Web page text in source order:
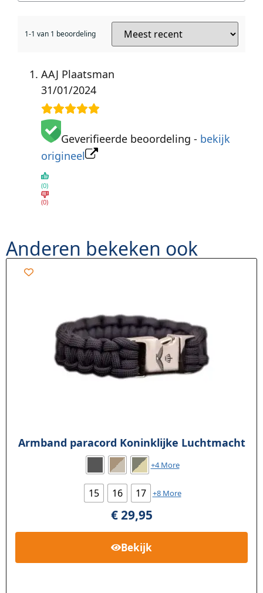
1-1 van 1 beoordeling
AAJ Plaatsman
31/01/2024
Geverifieerde beoordeling - bekijk
origineel
(0)
(0)
Anderen bekeken ook
Armband paracord Koninklijke Luchtmacht
+4 More
15 16 17 +8 More
€29,95
Bekijk